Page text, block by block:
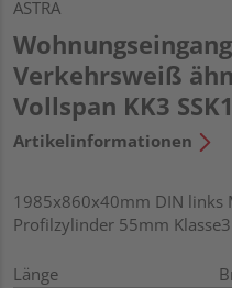
ASTRA
Verkehrsweiß
Vollspan KK3
Artikelinformationen
1985x860x40mm DIN links
Profilzylinder 55mm Klasse3
Länge